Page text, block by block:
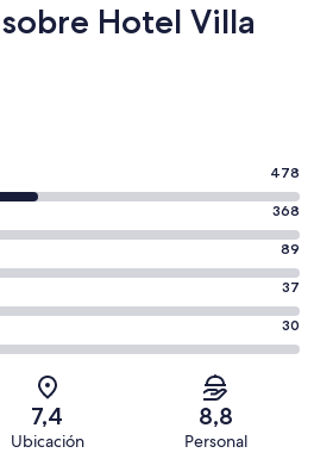
Hotel Villa
478
368
89
37
30
7,4
Ubicación
8,8
Personal